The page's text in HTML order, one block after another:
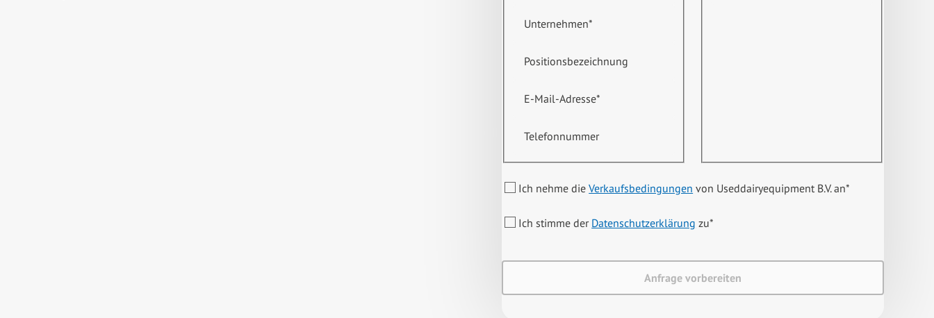
Unternehmen*
Positionsbezeichnung
E-Mail-Adresse*
Telefonnummer
Ich nehme dieVerkaufsbedingungen von Useddairyequipment B.V. an*
Ich stimme der Datenschutzerklärung zu*
Anfrage vorbereiten